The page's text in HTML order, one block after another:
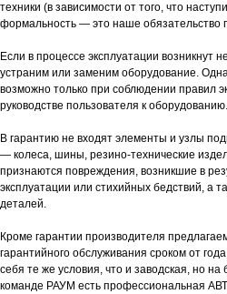
техники (в зависимости от того, что
формальность — это наше обязательство
Если в процессе эксплуатации возникнут
устраним или заменим оборудование.
возможно только при соблюдении правил
руководстве пользователя к оборудованию.
В гарантию не входят элементы и узлы
— колеса, шины, резино-технические
признаются повреждения, возникшие в
эксплуатации или стихийных бедствий, а
деталей.
Кроме гарантии производителя
гарантийного обслуживания сроком от
себя те же условия, что и заводская, но
команде РАУМ есть профессиональная